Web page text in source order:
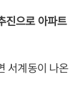
진으로 아파트
서계동이 나온